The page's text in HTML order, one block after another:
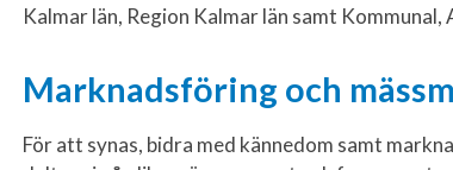
Kalmar län, Region Kalmar län samt
Marknadsföring och
För att synas, bidra med kännedom samt